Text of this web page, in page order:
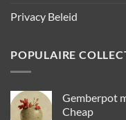
Privacy Beleid
POPULAIRE
Gemberpot
Cheap